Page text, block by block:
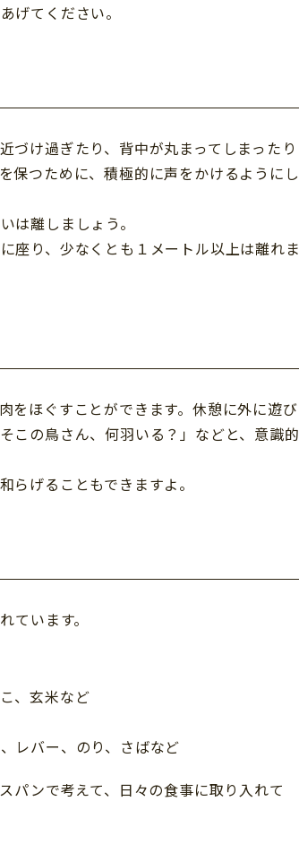
げてください。
づけ過ぎたり、背中が丸まってしまったり
保つために、積極的に声をかけるようにし
は離しましょう。
座り、少なくとも１メートル以上は離れま
をほぐすことができます。休憩に外に遊び
この鳥さん、何羽いる？」などと、意識的
らげることもできますよ。
ています。
、玄米など
レバー、のり、さばなど
パンで考えて、日々の食事に取り入れて